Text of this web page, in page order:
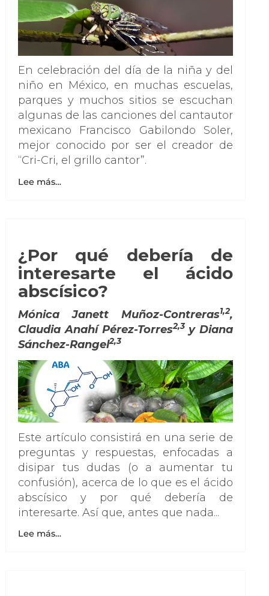
En celebración del día de la niña y del
niño en México, en muchas escuelas,
parques y muchos sitios se escuchan
algunas de las canciones del cantautor
mexicano Francisco Gabilondo Soler,
mejor conocido por ser el creador de
“Cri-Cri, el grillo cantor”.
Lee más…
¿Por qué debería de
interesarte el ácido
abscísico?
Mónica Janett Muñoz-Contreras1,2,
Claudia Anahí Pérez-Torres2,3y Diana
Sánchez-Rangel2,3
Este artículo consistirá en una serie de
preguntas y respuestas, enfocadas a
disipar tus dudas (o a aumentar tu
confusión), acerca de lo que es el ácido
abscísico y por qué debería de
interesarte. Así que, antes que nada...
Lee más…